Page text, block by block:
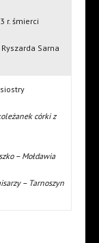
r. śmierci
Sarna
córki z
– Mołdawia
– Tarnoszyn